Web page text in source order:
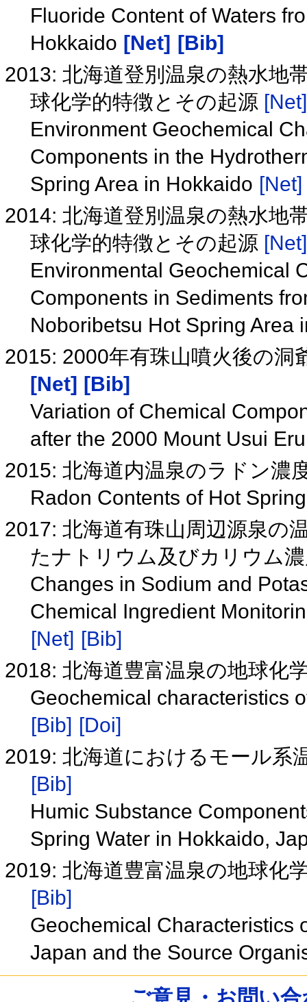
Fluoride Content of Waters
Hokkaido [Net] [Bib]
2013: 北海道登別温泉の熱水地
球化学的特徴とその起源 [Net]
Environment Geochemical
Components in the
Spring Area in Hokkaido [Net]
2014: 北海道登別温泉の熱水地
球化学的特徴とその起源 [Net]
Environmental Geochemical
Components in Sediments
Noboribetsu Hot Spring Area
2015: 2000年有珠山噴火後の洞
[Net] [Bib]
Variation of Chemical
after the 2000 Mount Usui
2015: 北海道内温泉のラドン濃
Radon Contents of Hot
2017: 北海道有珠山周辺源泉の
たナトリウム及びカリウム
Changes in Sodium and
Chemical Ingredient
[Net] [Bib]
2018: 北海道豊富温泉の地球化
Geochemical characteristics
[Bib] [Doi]
2019: 北海道におけるモール系
[Bib]
Humic Substance
Spring Water in Hokkaido,
2019: 北海道豊富温泉の地球化
[Bib]
Geochemical Characteristics
Japan and the Source